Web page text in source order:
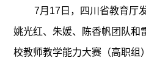
7月17日，四川省教育厅
姚光红、朱媛、陈香帆团队和
校教师教学能力大赛（高职组